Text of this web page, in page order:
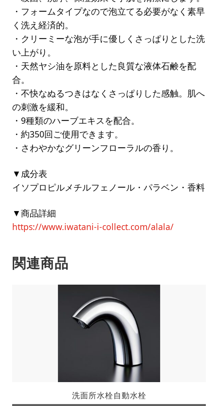
・フォームタイプなので泡立てる必要がなく素早
く洗え経済的。
・クリーミーな泡が手に優しくさっぱりとした洗
い上がり。
・天然ヤシ油を原料とした良質な液体石鹸を配
合。
・不快なぬるつきはなくさっぱりした感触。肌へ
の刺激を緩和。
・9種類のハーブエキスを配合。
・約350回ご使用できます。
・さわやかなグリーンフローラルの香り。
▼成分表
イソプロピルメチルフェノール・パラベン・香料
▼商品詳細
https://www.iwatani-i-collect.com/alala/
関連商品
洗面所水栓自動水栓